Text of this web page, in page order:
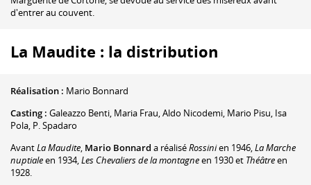
d'entrer au couvent.
La Maudite : la distribution
Réalisation : Mario Bonnard
Casting : Galeazzo Benti, Maria Frau,Aldo Nicodemi, Mario Pisu, Isa
Pola, P. Spadaro
AvantLa Maudite, Mario Bonnard a réaliséRossinien 1946,La Marche
nuptialeen 1934,Les Chevaliers de la montagneen 1930 et Théâtreen
1928.